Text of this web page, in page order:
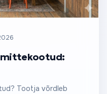
mittekootud:
Tootja võrdleb